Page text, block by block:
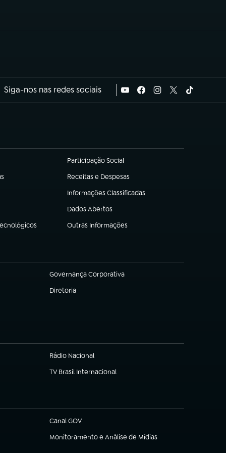
Siga-nos nas redes sociais
Participação Social
(abre em nova aba)
Receitas e Despesas
(abre em nova aba)
Informações Classificadas
(abre em nova aba)
Dados Abertos
(abre em nova aba)
Outras Informações
(abre em nova aba)
Governança Corporativa
(abre em nova aba)
Diretoria
(abre em nova aba)
Rádio Nacional
(abre em nova aba)
TV Brasil Internacional
(abre em nova aba)
Canal GOV
(abre em nova aba)
Monitoramento e Análise de Mídias
(abre em nova aba)